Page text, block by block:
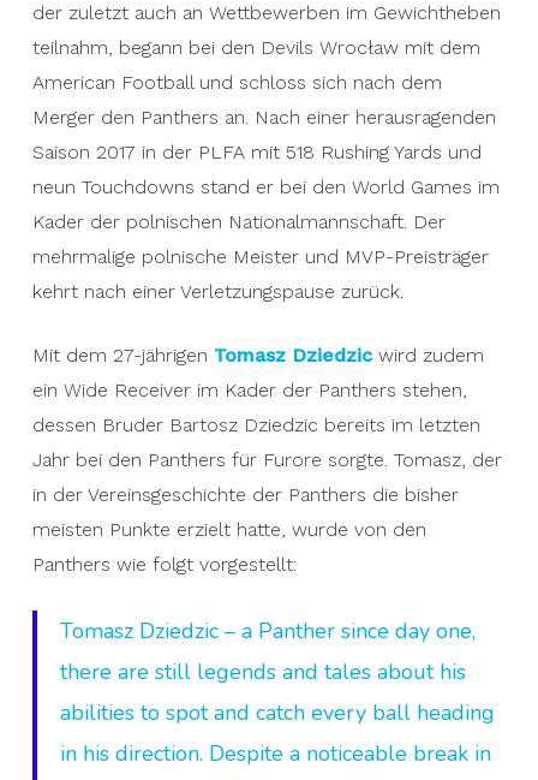
der zuletzt auch an Wettbewerben im Gewichtheben
teilnahm, begann bei den Devils Wrocław mit dem
American Football und schloss sich nach dem
Merger den Panthers an. Nach einer herausragenden
Saison 2017 in der PLFA mit 518 Rushing Yards und
neun Touchdowns stand er bei den World Games im
Kader der polnischen Nationalmannschaft. Der
mehrmalige polnische Meister und MVP-Preisträger
kehrt nach einer Verletzungspause zurück.
Mit dem 27-jährigen Tomasz Dziedzicwird zudem
ein Wide Receiver im Kader der Panthers stehen,
dessen Bruder Bartosz Dziedzic bereits im letzten
Jahr bei den Panthers für Furore sorgte. Tomasz, der
in der Vereinsgeschichte der Panthers die bisher
meisten Punkte erzielt hatte, wurde von den
Panthers wie folgt vorgestellt:
Tomasz Dziedzic – a Panther since day one,
there are still legends and tales about his
abilities to spot and catch every ball heading
in his direction. Despite a noticeable break in